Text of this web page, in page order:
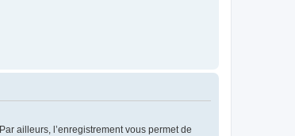
ailleurs, l’enregistrement vous permet de